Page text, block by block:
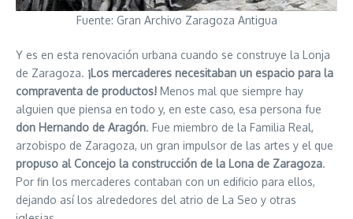
Fuente: Gran Archivo Zaragoza Antigua
Y es en esta renovación urbana cuando se construye la Lonja
de Zaragoza. ¡Los mercaderes necesitaban un espacio para la
compraventa de productos! Menos mal que siempre hay
alguien que piensa en todo y, en este caso, esa persona fue
don Hernando de Aragón. Fue miembro de la Familia Real,
arzobispo de Zaragoza, un gran impulsor de las artes y el que
propuso al Concejo la construcción de la Lona de Zaragoza.
Por fin los mercaderes contaban con un edificio para ellos,
dejando así los alrededores del atrio de La Seo y otras